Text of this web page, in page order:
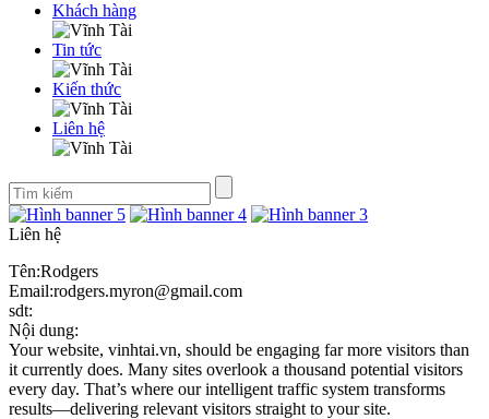
Khách hàng
Tin tức
Kiến thức
Liên hệ
Liên hệ
Tên:Rodgers
Email:rodgers.myron@gmail.com
sdt:
Nội dung:
Your website, vinhtai.vn, should be engaging far more visitors than
it currently does. Many sites overlook a thousand potential visitors
every day. That’s where our intelligent traffic system transforms
results—delivering relevant visitors straight to your site.